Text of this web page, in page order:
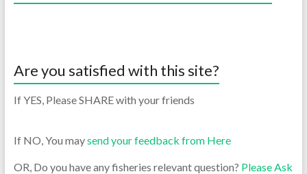
Are you satisfied with this site?
If YES, Please SHARE with your friends
If NO, You maysend your feedback from Here
OR, Do you have any fisheries relevant question? Please Ask